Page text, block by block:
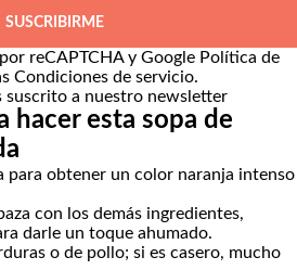
SUSCRIBIRME
reCAPTCHA y Google Política de
Condiciones de servicio.
suscrito a nuestro newsletter
hacer esta sopa de
para obtener un color naranja intenso
con los demás ingredientes,
darle un toque ahumado.
o de pollo; si es casero, mucho